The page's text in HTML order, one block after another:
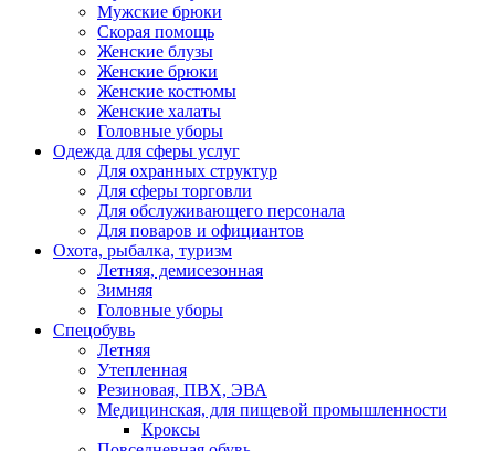
Мужские брюки
Скорая помощь
Женские блузы
Женские брюки
Женские костюмы
Женские халаты
Головные уборы
Одежда для сферы услуг
Для охранных структур
Для сферы торговли
Для обслуживающего персонала
Для поваров и официантов
Охота, рыбалка, туризм
Летняя, демисезонная
Зимняя
Головные уборы
Спецобувь
Летняя
Утепленная
Резиновая, ПВХ, ЭВА
Медицинская, для пищевой промышленности
Кроксы